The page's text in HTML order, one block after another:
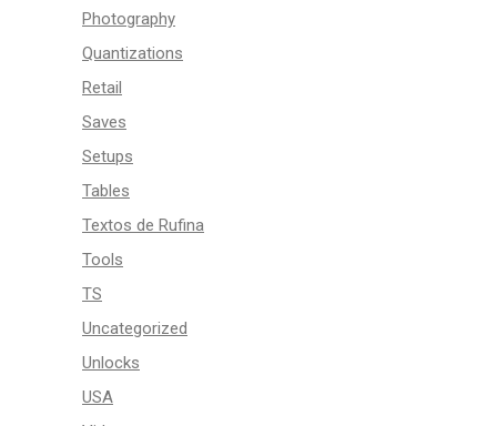
Photography
Quantizations
Retail
Saves
Setups
Tables
Textos de Rufina
Tools
TS
Uncategorized
Unlocks
USA